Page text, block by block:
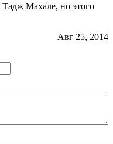
Махале, но этого
Авг 25, 2014